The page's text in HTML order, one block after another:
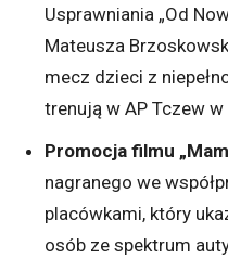
Usprawniania „Od
Mateusza
mecz dzieci z
trenują w AP Tczew
Promocja filmu
nagranego we
placówkami, który
osób ze spektrum